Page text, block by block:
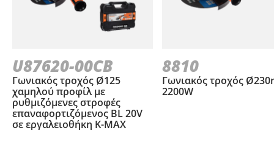
U87620-00CB
Γωνιακός τροχός Ø125
χαμηλού προφίλ με
ρυθμιζόμενες στροφές
επαναφορτιζόμενος BL 20V
σε εργαλειοθήκη Κ-ΜΑΧ
8810
Γωνιακός τροχός
2200W